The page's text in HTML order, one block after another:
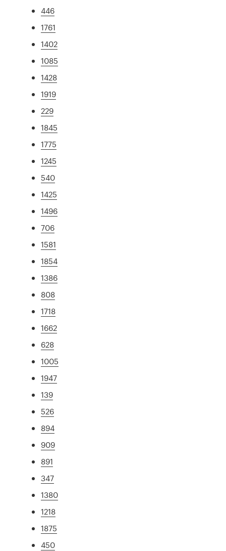
446
1761
1402
1085
1428
1919
229
1845
1775
1245
540
1425
1496
706
1581
1854
1386
808
1718
1662
628
1005
1947
139
526
894
909
891
347
1380
1218
1875
450